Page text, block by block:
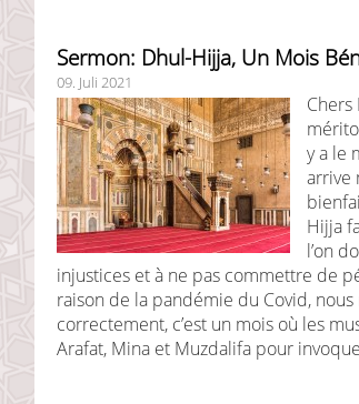
Sermon: Dhul-Hijja, Un Mois
09. Juli 2021
y a le
arrive
Hijja
l’on
injustices et à ne pas commettre de
raison de la pandémie du Covid,
correctement, c’est un mois où les
Arafat, Mina et Muzdalifa pour